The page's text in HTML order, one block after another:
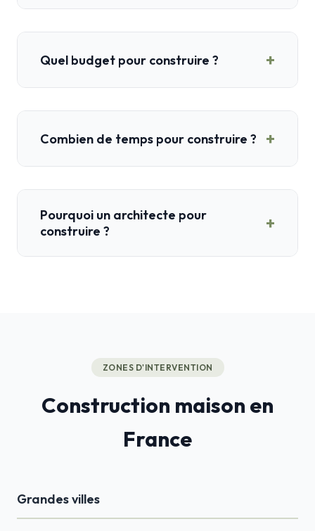
Quel budget pour construire ? +
Combien de temps pour construire ? +
Pourquoi un architecte pour
construire ?
+
ZONES D'INTERVENTION
Construction maison en
France
Grandes villes